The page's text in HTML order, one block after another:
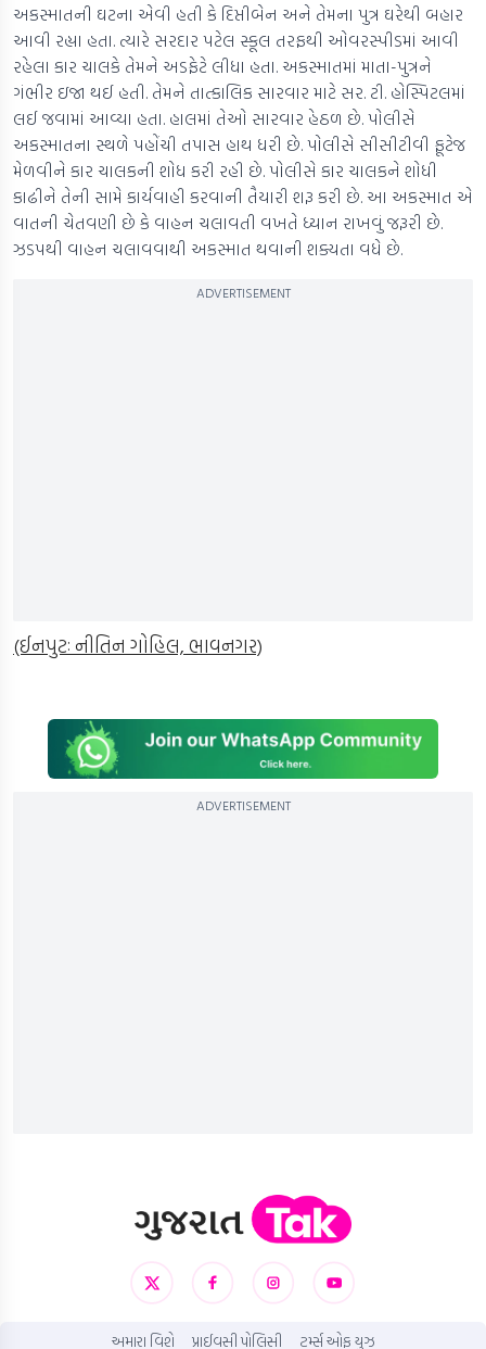
અકસ્માતની ઘટના એવી હતી કે દિપ્તીબેન અને તેમના પુત્ર ઘરેથી બહાર
આવી રહ્યા હતા. ત્યારે સરદાર પટેલ સ્કૂલ તરફથી ઓવરસ્પીડમાં આવી
રહેલા કાર ચાલકે તેમને અડફેટે લીધા હતા. અકસ્માતમાં માતા-પુત્રને
ગંભીર ઇજા થઈ હતી. તેમને તાત્કાલિક સારવાર માટે સર. ટી. હોસ્પિટલમાં
લઈ જવામાં આવ્યા હતા. હાલમાં તેઓ સારવાર હેઠળ છે. પોલીસે
અકસ્માતના સ્થળે પહોંચી તપાસ હાથ ધરી છે. પોલીસે સીસીટીવી ફૂટેજ
મેળવીને કાર ચાલકની શોધ કરી રહી છે. પોલીસે કાર ચાલકને શોધી
કાઢીને તેની સામે કાર્યવાહી કરવાની તૈયારી શરૂ કરી છે. આ અકસ્માત એ
વાતની ચેતવણી છે કે વાહન ચલાવતી વખતે ધ્યાન રાખવું જરૂરી છે.
ઝડપથી વાહન ચલાવવાથી અકસ્માત થવાની શક્યતા વધે છે.
ADVERTISEMENT
(ઈનપુટઃ નીતિન ગોહિલ, ભાવનગર)
ADVERTISEMENT
અમારા વિશે પ્રાઈવસી પોલિસી ટર્મ્સ ઓફ યુઝ